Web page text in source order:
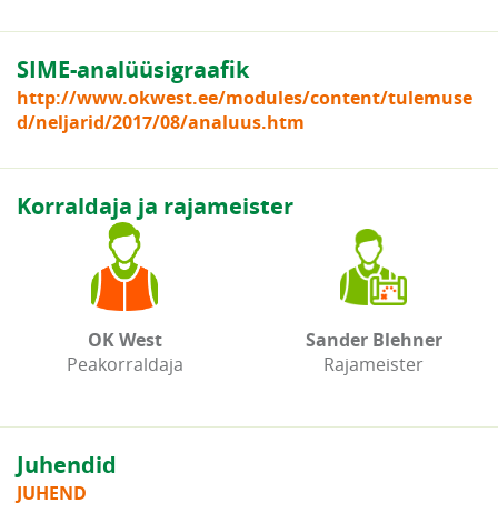
SIME-analüüsigraafik
http://www.okwest.ee/modules/content/tulemuse
d/neljarid/2017/08/analuus.htm
Korraldaja ja rajameister
OK West
Peakorraldaja
Sander Blehner
Rajameister
Juhendid
JUHEND